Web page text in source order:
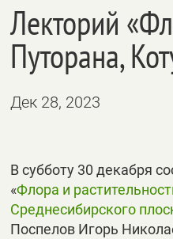
Лекторий
Путорана,
Дек 28, 2023
В субботу 30 декабря
«Флора и
Среднесибирского
Поспелов Игорь